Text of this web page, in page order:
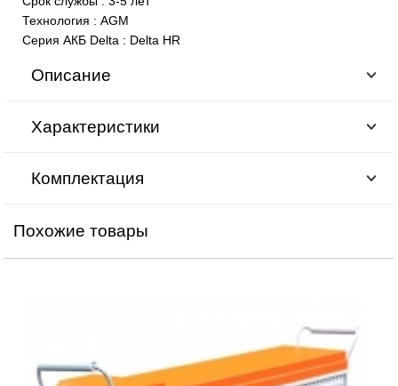
Технология : AGM
Серия АКБ Delta : Delta HR
Описание
Характеристики
Комплектация
Похожие товары